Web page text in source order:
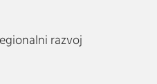
razvoj